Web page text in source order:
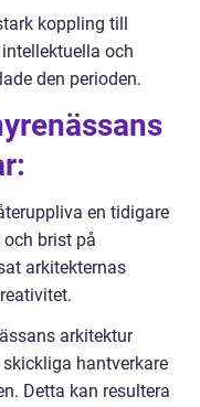
koppling till
och
den perioden.
en tidigare
brist på
arkitekternas
arkitektur
hantverkare
Detta kan resultera